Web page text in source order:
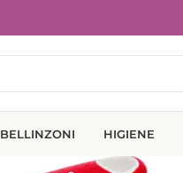
BELLINZONI HIGIENE